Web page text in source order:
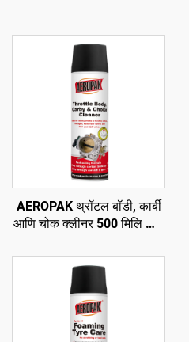
AEROPAK थ्रॉटल बॉडी, कार्बी
आणि चोक क्लीनर 500 मिलि कार